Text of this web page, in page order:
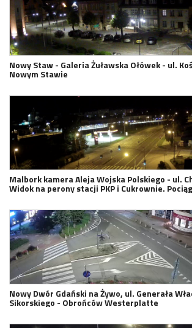
Nowy Staw - Galeria Żuławska Ołówek - ul.
Nowym Stawie
Malbork kamera Aleja Wojska Polskiego - ul.
Widok na perony stacji PKP i Cukrownie.
Nowy Dwór Gdański na Żywo, ul. Generała
Sikorskiego - Obrońców Westerplatte